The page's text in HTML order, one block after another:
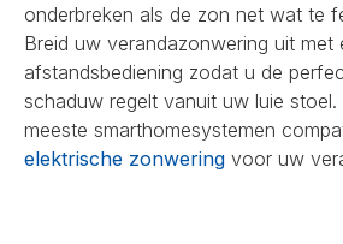
onderbreken als de zon net wat te
Breid uw verandazonwering uit met
afstandsbediening zodat u de
schaduw regelt vanuit uw luie stoel.
meeste smarthomesystemen
elektrische zonwering voor uw